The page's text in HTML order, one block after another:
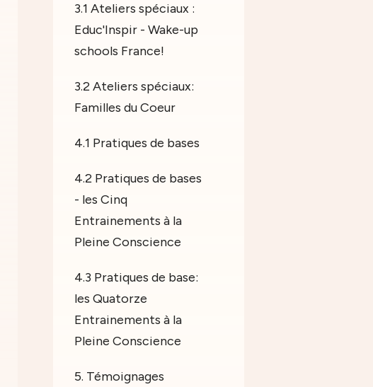
3.1 Ateliers spéciaux :
Educ'Inspir - Wake-up
schools France!
3.2 Ateliers spéciaux:
Familles du Coeur
4.1 Pratiques de bases
4.2 Pratiques de bases
- les Cinq
Entrainements à la
Pleine Conscience
4.3 Pratiques de base:
les Quatorze
Entrainements à la
Pleine Conscience
5. Témoignages